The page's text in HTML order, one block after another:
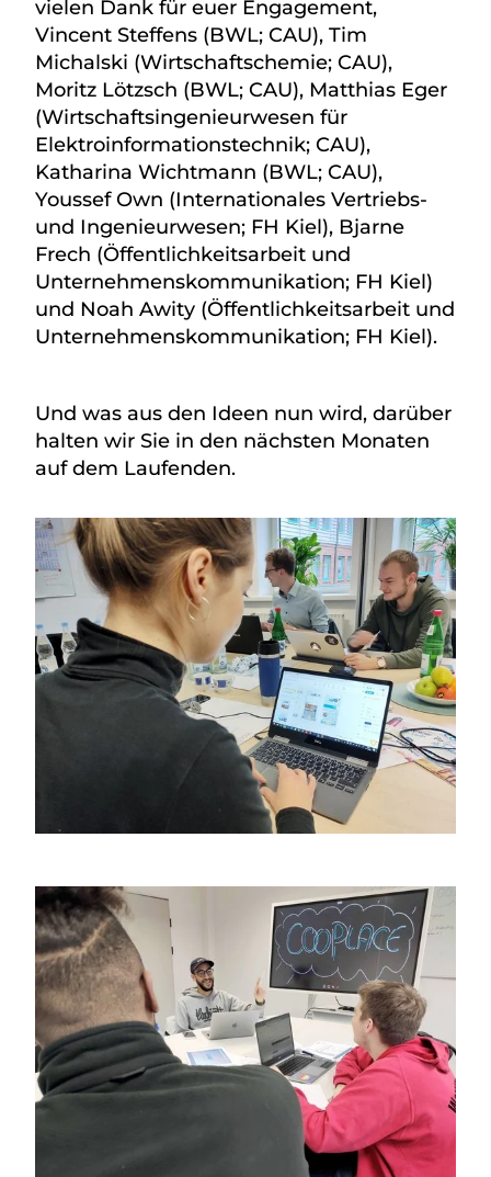
vielen Dank für euer Engagement,
Vincent Steffens (BWL; CAU), Tim
Michalski (Wirtschaftschemie; CAU),
Moritz Lötzsch (BWL; CAU), Matthias Eger
(Wirtschaftsingenieurwesen für
Elektroinformationstechnik; CAU),
Katharina Wichtmann (BWL; CAU),
Youssef Own (Internationales Vertriebs-
und Ingenieurwesen; FH Kiel), Bjarne
Frech (Öffentlichkeitsarbeit und
Unternehmenskommunikation; FH Kiel)
und Noah Awity (Öffentlichkeitsarbeit und
Unternehmenskommunikation; FH Kiel).
Und was aus den Ideen nun wird, darüber
halten wir Sie in den nächsten Monaten
auf dem Laufenden.